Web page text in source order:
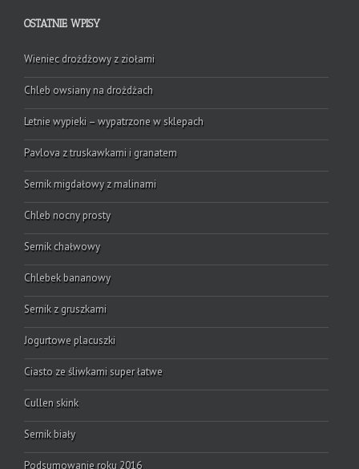
OSTATNIE WPISY
Wieniec drożdżowy z ziołami
Chleb owsiany na drożdżach
Letnie wypieki – wypatrzone w sklepach
Pavlova z truskawkami i granatem
Sernik migdałowy z malinami
Chleb nocny prosty
Sernik chałwowy
Chlebek bananowy
Sernik z gruszkami
Jogurtowe placuszki
Ciasto ze śliwkami super łatwe
Cullen skink
Sernik biały
Podsumowanie roku 2016